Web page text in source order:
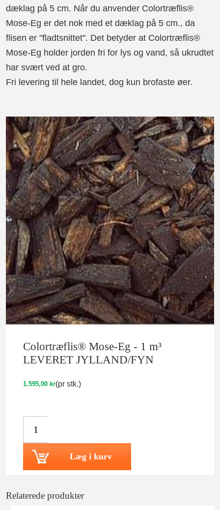
dæklag på 5 cm. Når du anvender Colortræflis®
Mose-Eg er det nok med et dæklag på 5 cm., da
flisen er "fladtsnittet". Det betyder at Colortræflis®
Mose-Eg holder jorden fri for lys og vand, så ukrudtet
har svært ved at gro.
Fri levering til hele landet, dog kun brofaste øer.
Colortræflis® Mose-Eg - 1 m³
LEVERET JYLLAND/FYN
1.595,00 kr(pr stk.)
Læg i kurv
Relaterede produkter